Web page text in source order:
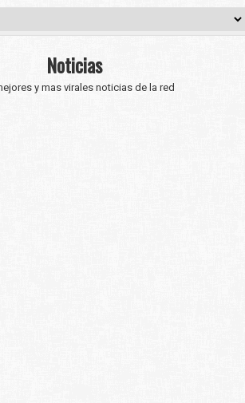
Noticias
y mas virales noticias de la red